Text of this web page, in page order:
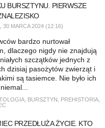
BURSZTYNU. PIERWSZE
30 MARCA 2024 (12:16)
bardzo nurtował
dlaczego nigdy nie znajdują
szczątków jednych z
dzisiaj pasożytów zwierząt i
są tasiemce. Nie było ich
, BURSZTYN PREHISTORIA,
PRZEDŁUŻA ŻYCIE. KTO